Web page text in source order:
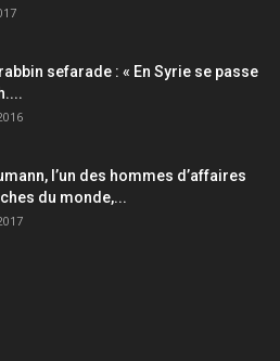
sefarade : « En Syrie se passe
l’un des hommes d’affaires
du monde,...